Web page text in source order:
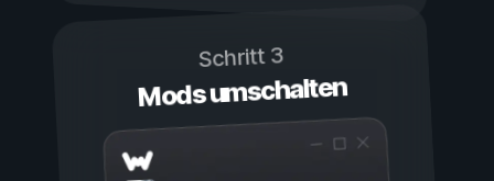
Schritt 3
Mods umschalten